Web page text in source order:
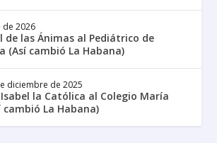
de 2026
de las Ánimas al Pediátrico de
(Así cambió La Habana)
diciembre de 2025
la Católica al Colegio María
cambió La Habana)